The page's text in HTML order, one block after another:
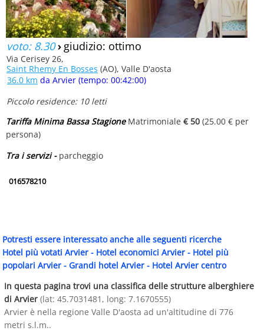
voto: 8.30› giudizio: ottimo
Via Cerisey 26,
Saint Rhemy En Bosses (AO), Valle D'aosta
36.0 km da Arvier (tempo: 00:42:00)
Piccolo residence: 10 letti
Tariffa Minima Bassa StagioneMatrimoniale € 50 (25.00 € per
persona)
Tra i servizi - parcheggio
016578210
Potresti essere interessato anche alle seguenti ricerche
Hotel più votati Arvier - Hotel economici Arvier - Hotel più
popolari Arvier - Grandi hotel Arvier - Hotel Arvier centro
In questa pagina trovi una classifica delle strutture alberghiere
di Arvier (lat: 45.7031481, long: 7.1670555)
Arvier è nella regione Valle D'aosta ad un'altitudine di 776
metri s.l.m..